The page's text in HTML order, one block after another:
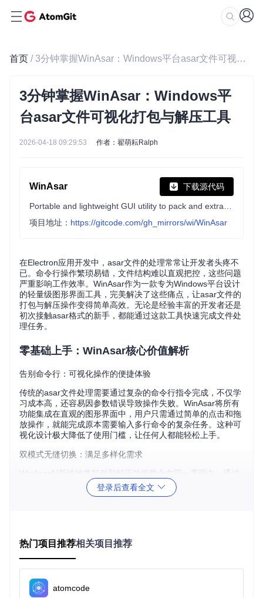
首页 / 3分钟掌握WinAsar：Windows平台asar文件可视化打包与解压工具
3分钟掌握WinAsar：Windows平
台asar文件可视化打包与解压工具
2026-04-18 09:29:53 作者：翟萌耘Ralph
WinAsar 下载源代码
项目地址： https://gitcode.com/gh_mirrors/wi/WinAsar
在Electron应用开发中，asar文件的处理常常让开发者头疼不
已。命令行操作繁琐易错，文件结构难以直观把控，这些问题
严重影响工作效率。WinAsar作为一款专为Windows平台设计
的轻量级图形界面工具，完美解决了这些痛点，让asar文件的
打包与解压操作变得简单高效。无论是经验丰富的开发者还是
初次接触asar格式的新手，都能通过这款工具快速完成文件处
理任务。
零基础上手：WinAsar核心价值解析
告别命令行：可视化操作的便捷体验
传统的asar文件处理需要通过复杂的命令行指令完成，不仅学
习成本高，还容易因参数错误导致操作失败。WinAsar将所有
功能集成在直观的图形界面中，用户只需通过简单的点击和拖
放操作，就能完成原本需要输入多行命令的复杂任务。这种可
视化设计极大降低了使用门槛，让任何人都能轻松上手。
双模式无缝切换：满足多样化需求
WinAsar创新性地将打包和解压功能整合在同一界面中，通过
左侧导航栏的"Pack"和"Extract"按钮即可快速切换工作模式。
这种设计避免了用户在不同工具或界面之间频繁切换的麻烦，
手把手教学：WinAsar快速操作指南
首先需要获取WinAsar项目文件，打开命令提示符或PowerSh
ell，执行以下命令：git clone https://gitcode.com/gh_mirrors/
登录后查看全文
热门项目推荐相关项目推荐
atomcode